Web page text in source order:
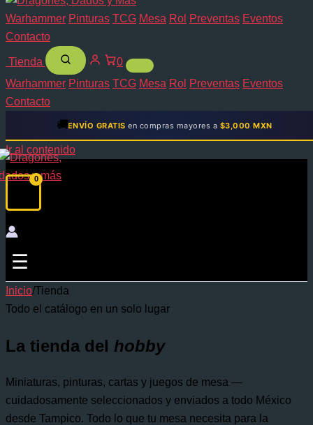
Warhammer Pinturas TCG Mesa Rol Preventas Eventos
Contacto
Tienda
0
Warhammer Pinturas TCG Mesa Rol Preventas Eventos
Contacto
🚚ENVÍO GRATIS en compras mayores a $3,000 MXN
Ir al contenido
☰
Inicio/Tienda
Todo el catálogo en un solo lugar
La tienda del hobby
Miniaturas, pinturas, cartas y juegos de mesa —
cuidadosamente seleccionados y enviados a todo México
desde Tampico. Todo lo que tu mesa necesita para la